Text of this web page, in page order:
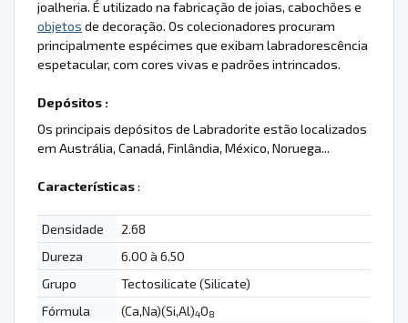
joalheria. É utilizado na fabricação de joias, cabochões e
objetos de decoração. Os colecionadores procuram
principalmente espécimes que exibam labradorescência
espetacular, com cores vivas e padrões intrincados.
Depósitos :
Os principais depósitos de Labradorite estão localizados
em Austrália, Canadá, Finlândia, México, Noruega...
Características:
Densidade
2.68
Dureza
6.00 à 6.50
Grupo
Tectosilicate (Silicate)
Fórmula
(Ca,Na)(Si,Al)4O8